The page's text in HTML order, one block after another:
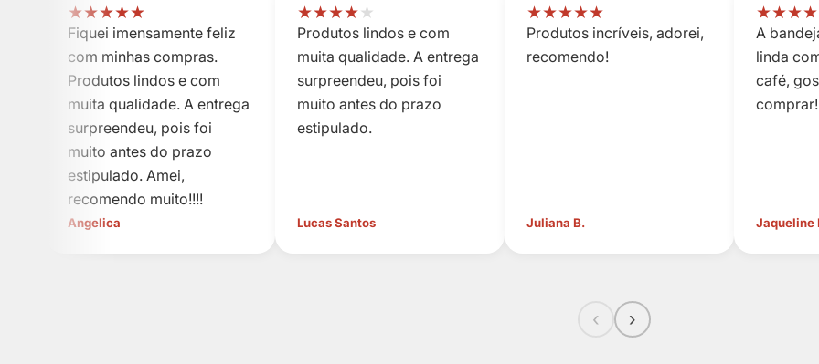
★★★★★
Fiquei imensamente feliz
com minhas compras.
Produtos lindos e com
muita qualidade. A entrega
surpreendeu, pois foi
muito antes do prazo
estipulado. Amei,
recomendo muito!!!!
Angelica
★★★★★
Produtos lindos e com
muita qualidade. A entrega
surpreendeu, pois foi
muito antes do prazo
estipulado.
Lucas Santos
★★★★★
Produtos incríveis, adorei,
recomendo!
Juliana B.
★★★★
A
linda
café,
comprar!
Jaqueline
‹ ›